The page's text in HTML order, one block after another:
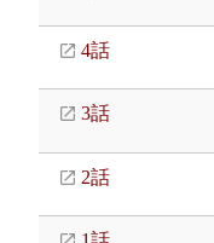
4話
3話
2話